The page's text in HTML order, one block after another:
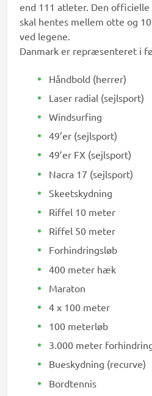
end 111 atleter. Den
skal hentes mellem otte og
ved legene.
Danmark er repræsenteret i
Håndbold (herrer)
Laser radial (sejlsport)
Windsurfing
49’er (sejlsport)
49’er FX (sejlsport)
Nacra 17 (sejlsport)
Skeetskydning
Riffel 10 meter
Riffel 50 meter
Forhindringsløb
400 meter hæk
Maraton
4 x 100 meter
100 meterløb
3.000 meter
Bueskydning (recurve)
Bordtennis